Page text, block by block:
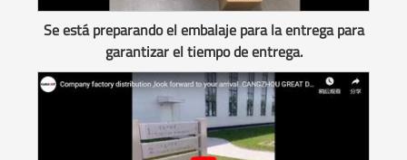
Se está preparando el embalaje para la entrega para
garantizar el tiempo de entrega.